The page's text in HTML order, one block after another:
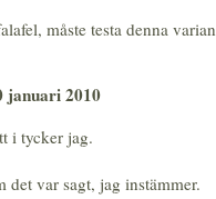
måste testa denna
januari 2010
i tycker jag.
det var sagt, jag instämmer.